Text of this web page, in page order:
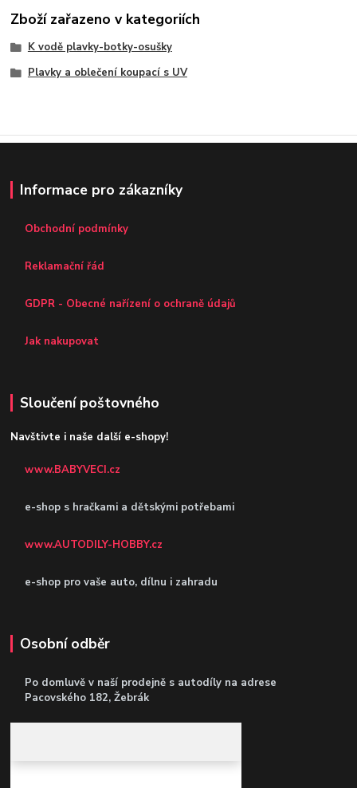
Zboží zařazeno v kategoriích
K vodě plavky-botky-osušky
Plavky a oblečení koupací s UV
Informace pro zákazníky
Obchodní podmínky
Reklamační řád
GDPR - Obecné nařízení o ochraně údajů
Jak nakupovat
Sloučení poštovného
Navštivte i naše další e-shopy!
www.BABYVECI.cz
e-shop s hračkami a dětskými potřebami
www.AUTODILY-HOBBY.cz
e-shop pro vaše auto, dílnu i zahradu
Osobní odběr
Po domluvě v naší prodejně s autodíly na adrese
Pacovského 182, Žebrák